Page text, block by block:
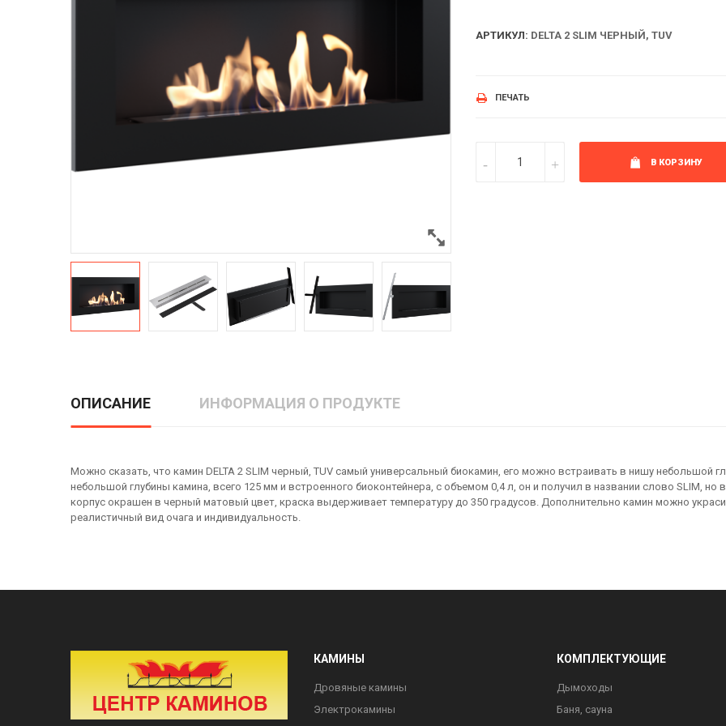
АРТИКУЛ: DELTA 2 SLIM ЧЕРНЫЙ, TUV
ПЕЧАТЬ
В КОРЗИНУ
ОПИСАНИЕ ИНФОРМАЦИЯ О ПРОДУКТЕ
Можно сказать, что камин DELTA 2 SLIM черный, TUV самый универсальный биокамин, его можно встраивать в нишу небольшой
небольшой глубины камина, всего 125 мм и встроенного биоконтейнера, с объемом 0,4 л, он и получил в названии слово SLIM, но
корпус окрашен в черный матовый цвет, краска выдерживает температуру до 350 градусов. Дополнительно камин можно
реалистичный вид очага и индивидуальность.
КАМИНЫ
Дровяные камины
Электрокамины
КОМПЛЕКТУЮЩИЕ
Дымоходы
Баня, сауна